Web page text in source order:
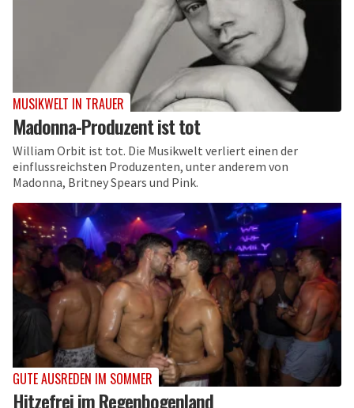
MUSIKWELT IN TRAUER
Madonna-Produzent ist tot
William Orbit ist tot. Die Musikwelt verliert einen der
einflussreichsten Produzenten, unter anderem von
Madonna, Britney Spears und Pink.
GUTE AUSREDEN IM SOMMER
Hitzefrei im Regenbogenland